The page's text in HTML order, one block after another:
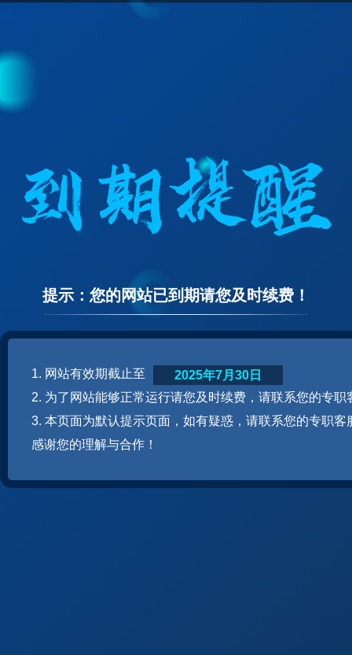
提示：您的网站已到期请您及时续费！
1. 网站有效期截止至
2. 为了网站能够正常运行请您及时续费，请联系您的专职
3. 本页面为默认提示页面，如有疑惑，请联系您的专职客
感谢您的理解与合作！
2025年7月30日